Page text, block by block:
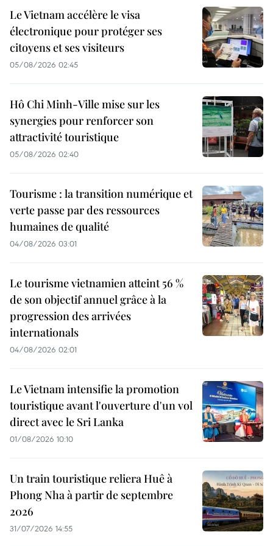
Le Vietnam accélère le visa
électronique pour protéger ses
citoyens et ses visiteurs
05/08/2026 02:45
Hô Chi Minh-Ville mise sur les
synergies pour renforcer son
attractivité touristique
05/08/2026 02:40
Tourisme : la transition numérique et
verte passe par des ressources
humaines de qualité
04/08/2026 03:01
Le tourisme vietnamien atteint 56 %
de son objectif annuel grâce à la
progression des arrivées
internationals
04/08/2026 02:01
Le Vietnam intensifie la promotion
touristique avant l'ouverture d'un vol
direct avec le Sri Lanka
01/08/2026 10:10
Un train touristique reliera Huê à
Phong Nha à partir de septembre
2026
31/07/2026 14:55